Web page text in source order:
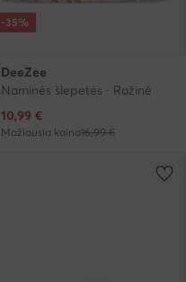
-35%
DeeZee
Naminės šlepetės · Rožinė
Dabartinė kaina
10,99 €
Mažiausia kaina16,99 €